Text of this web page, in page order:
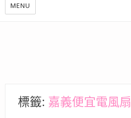
MENU
標籤: 嘉義便宜電風扇